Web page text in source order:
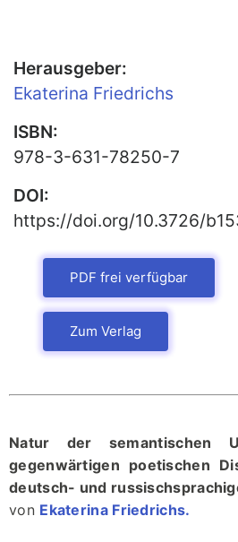
Herausgeber:
Ekaterina Friedrichs
ISBN:
978-3-631-78250-7
DOI:
https://doi.org/10.3726/
PDF frei verfügbar
Zum Verlag
Natur der semantischen
gegenwärtigen poetischen
deutsch- und
von Ekaterina Friedrichs.